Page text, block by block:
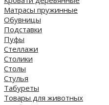
Матрасы пружинные
Обувницы
Подставки
Пуфы
Стеллажи
Столики
Столы
Стулья
Табуреты
Товары для животных